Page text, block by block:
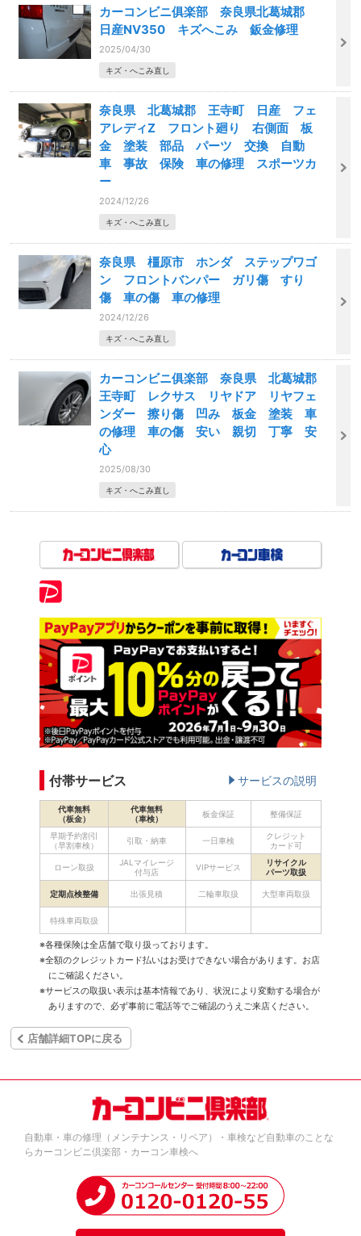
カーコンビニ俱楽部 奈良県北葛城郡
日産NV350 キズへこみ 鈑金修理
2025/04/30
キズ・へこみ直し
奈良県 北葛城郡 王寺町 日産 フェ
アレディZ フロント廻り 右側面 板
金 塗装 部品 パーツ 交換 自動
車 事故 保険 車の修理 スポーツカ
ー
2024/12/26
キズ・へこみ直し
奈良県 橿原市 ホンダ ステップワゴ
ン フロントバンパー ガリ傷 すり
傷 車の傷 車の修理
2024/12/26
キズ・へこみ直し
カーコンビニ俱楽部 奈良県 北葛城郡
王寺町 レクサス リヤドア リヤフェ
ンダー 擦り傷 凹み 板金 塗装 車
の修理 車の傷 安い 親切 丁寧 安
心
2025/08/30
キズ・へこみ直し
付帯サービス サービスの説明
代車無料
（板金）
代車無料
（車検）
板金保証 整備保証
早期予約割引
（早割車検）
引取・納車 一日車検
クレジット
カード可
ローン取扱
JALマイレージ
付与店
VIPサービス
リサイクル
パーツ取扱
定期点検整備 出張見積 二輪車取扱 大型車両取扱
特殊車両取扱
※各種保険は全店舗で取り扱っております。
※全額のクレジットカード払いはお受けできない場合があります。お店
にご確認ください。
※サービスの取扱い表示は基本情報であり、状況により変動する場合が
ありますので、必ず事前に電話等でご確認のうえご来店ください。
店舗詳細TOPに戻る
自動車・車の修理（メンテナンス・リペア）・車検など自動車のことな
らカーコンビニ倶楽部・カーコン車検へ